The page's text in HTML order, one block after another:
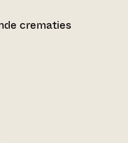
crematies